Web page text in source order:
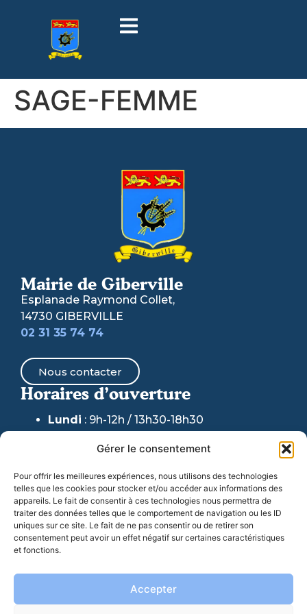
Gérer le consentement
Pour offrir les meilleures expériences, nous utilisons des technologies
telles que les cookies pour stocker et/ou accéder aux informations des
appareils. Le fait de consentir à ces technologies nous permettra de
traiter des données telles que le comportement de navigation ou les ID
uniques sur ce site. Le fait de ne pas consentir ou de retirer son
consentement peut avoir un effet négatif sur certaines caractéristiques
et fonctions.
Accepter
SAGE-FEMME
Mairie de Giberville
Esplanade Raymond Collet,
14730 GIBERVILLE
02 31 35 74 74
Nous contacter
Horaires d’ouverture
Lundi : 9h-12h / 13h30-18h30
Mardi & Jeudi : 9h-12h /
13h30-17h30
téléphonique maintenu)
Mercredi: 9h-12h / 13h30-17h30
Vendredi: 9h-17h30
06 77 07 44 98